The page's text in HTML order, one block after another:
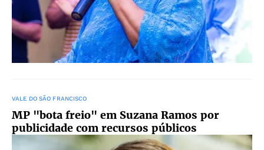
VALE DO SÃO FRANCISCO
MP "bota freio" em Suzana Ramos por
publicidade com recursos públicos